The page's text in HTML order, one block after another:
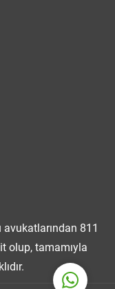
811
olup, tamamıyla